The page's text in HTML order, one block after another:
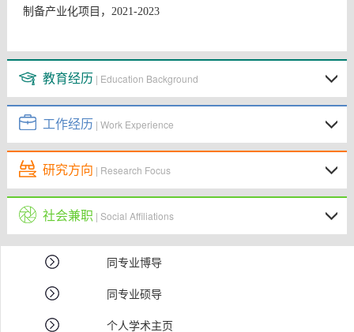
制备产业化项目， 2021-2023
教育经历 | Education Background
工作经历 | Work Experience
研究方向 | Research Focus
社会兼职 | Social Affiliations
同专业博导
同专业硕导
个人学术主页